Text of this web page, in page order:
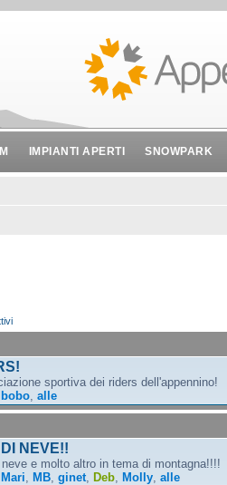
IMPIANTI APERTI SNOWPARK
sportiva dei riders dell'appennino!
bobo alle
NEVE!!
e molto altro in tema di montagna!!!!
Mari MB ginet Deb Molly alle